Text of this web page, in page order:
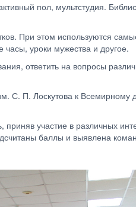
пол, мультстудия.
При этом используются
часы, уроки мужества и другое.
ответить на вопросы
С. П. Лоскутова к
участие в различных
баллы и выявлена